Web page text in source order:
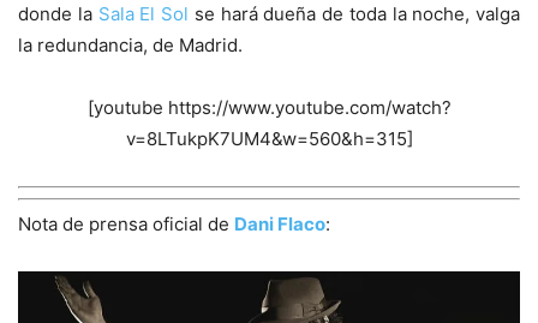
donde la Sala El Sol se hará dueña de toda la noche, valga
la redundancia, de Madrid.
[youtube https://www.youtube.com/watch?
v=8LTukpK7UM4&w=560&h=315]
Nota de prensa oficial de Dani Flaco: